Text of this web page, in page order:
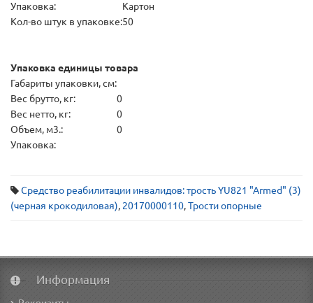
Упаковка:
Картон
Кол-во штук в упаковке:50
Упаковка единицы товара
Габариты упаковки, см:
Вес брутто, кг:
0
Вес нетто, кг:
0
Объем, м3.:
0
Упаковка:
Средство реабилитации инвалидов: трость YU821 "Armed" (3)
(черная крокодиловая), 20170000110,Трости опорные
Информация